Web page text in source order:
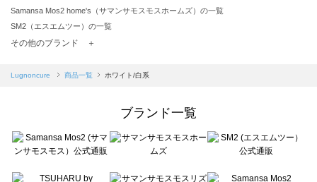
Samansa Mos2 home's（サマンサモスモスホームズ）の一覧
SM2（エスエムツー）の一覧
TSUHARU by Samansa Mos2（ツハルバイサマンサモスモス）の一覧
Samansa Mos2 blue（サマンサモスモス ブルー）の一覧
Te chichi（テチチ）の一覧
Te chichi CLASSIC（テチチ クラシック）の一覧
その他のブランド ＋
Lugnoncure 商品一覧 ホワイト/白系
ブランド一覧